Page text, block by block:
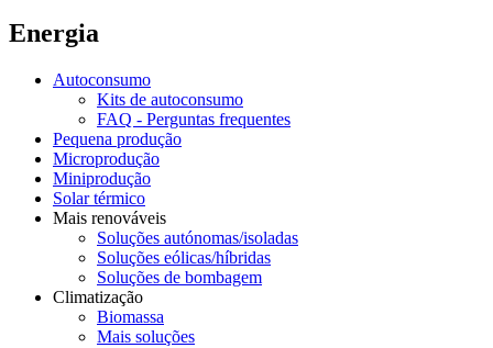
Energia
Autoconsumo
Kits de autoconsumo
FAQ - Perguntas frequentes
Pequena produção
Microprodução
Miniprodução
Solar térmico
Mais renováveis
Soluções autónomas/isoladas
Soluções eólicas/híbridas
Soluções de bombagem
Climatização
Biomassa
Mais soluções